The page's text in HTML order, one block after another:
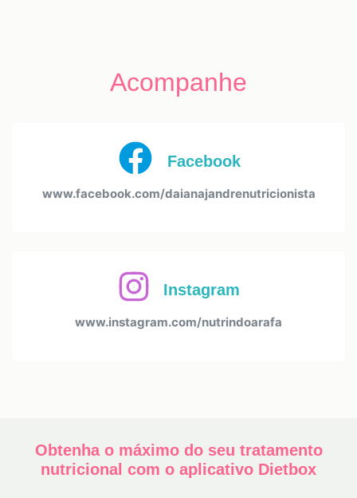
Acompanhe
Facebook
www.facebook.com/daianajandrenutricionista
Instagram
www.instagram.com/nutrindoarafa
Obtenha o máximo do seu tratamento
nutricional com o aplicativo Dietbox